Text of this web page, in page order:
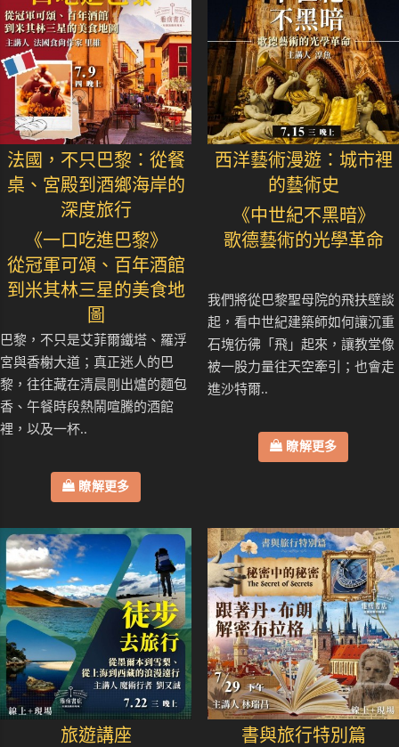
法國，不只巴黎：從餐
桌、宮殿到酒鄉海岸的
深度旅行
《一口吃進巴黎》
從冠軍可頌、百年酒館
到米其林三星的美食地
圖
巴黎，不只是艾菲爾鐵塔、羅浮
宮與香榭大道；真正迷人的巴
黎，往往藏在清晨剛出爐的麵包
香、午餐時段熱鬧喧騰的酒館
裡，以及一杯..
瞭解更多
西洋藝術漫遊：城市裡
的藝術史
《中世紀不黑暗》
歌德藝術的光學革命
我們將從巴黎聖母院的飛扶壁談
起，看中世紀建築師如何讓沉重
石塊彷彿「飛」起來，讓教堂像
被一股力量往天空牽引；也會走
進沙特爾..
瞭解更多
旅遊講座
書與旅行特別篇